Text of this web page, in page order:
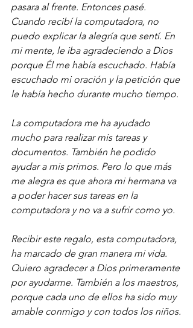
pasara al frente. Entonces pasé.
Cuando recibí la computadora, no
puedo explicar la alegría que sentí. En
mi mente, le iba agradeciendo a Dios
porque Él me había escuchado. Había
escuchado mi oración y la petición que
le había hecho durante mucho tiempo.
La computadora me ha ayudado
mucho para realizar mis tareas y
documentos. También he podido
ayudar a mis primos. Pero lo que más
me alegra es que ahora mi hermana va
a poder hacer sus tareas en la
computadora y no va a sufrir como yo.
Recibir este regalo, esta computadora,
ha marcado de gran manera mi vida.
Quiero agradecer a Dios primeramente
por ayudarme. También a los maestros,
porque cada uno de ellos ha sido muy
amable conmigo y con todos los niños.